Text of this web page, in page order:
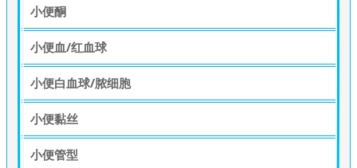
小便酮
小便血/红血球
小便白血球/脓细胞
小便黏丝
小便管型